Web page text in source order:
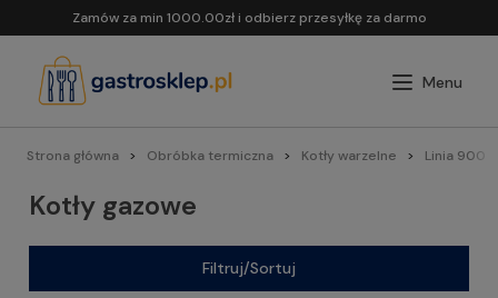
Zamów za min 1000.00zł i odbierz przesyłkę za darmo
Strona główna Obróbka termiczna Kotły warzelne Linia 900
Kotły gazowe
Filtruj/Sortuj